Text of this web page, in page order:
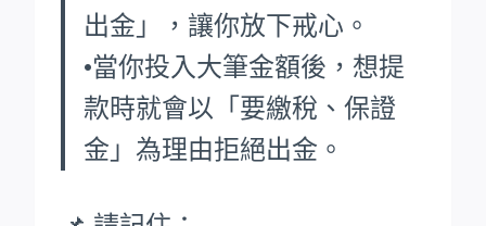
出金」，讓你放下戒心。
•當你投入大筆金額後，想提
款時就會以「要繳稅、保證
金」為理由拒絕出金。